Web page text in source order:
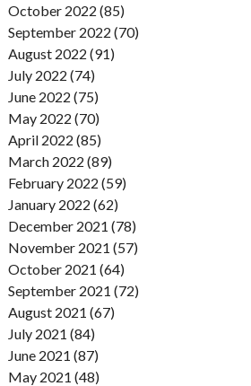
October 2022 (85)
September 2022 (70)
August 2022 (91)
July 2022 (74)
June 2022 (75)
May 2022 (70)
April 2022 (85)
March 2022 (89)
February 2022 (59)
January 2022 (62)
December 2021 (78)
November 2021 (57)
October 2021 (64)
September 2021 (72)
August 2021 (67)
July 2021 (84)
June 2021 (87)
May 2021 (48)